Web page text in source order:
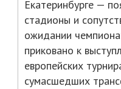
Екатеринбурге —
стадионы и
ожидании
приковано к
европейских
сумасшедших